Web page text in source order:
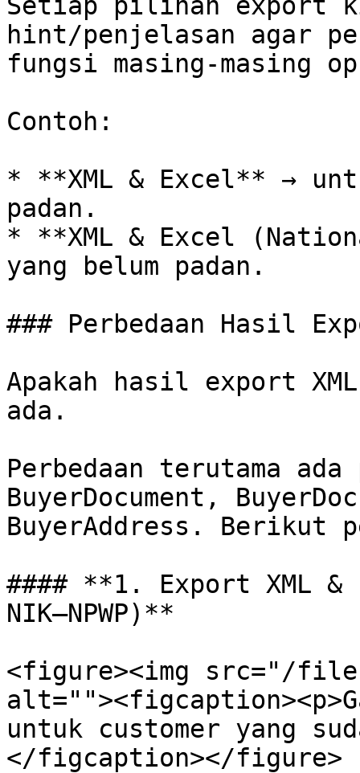
hint/penjelasan agar
fungsi masing-masing
Contoh:
* **XML & Excel** →
padan.
* **XML & Excel
yang belum padan.
### Perbedaan Hasil
Apakah hasil export
ada.
Perbedaan terutama
BuyerDocument,
BuyerAddress. Berikut
#### **1. Export XML &
NIK–NPWP)**
<figure><img src="/files/
untuk customer yang
</figcaption></figure>